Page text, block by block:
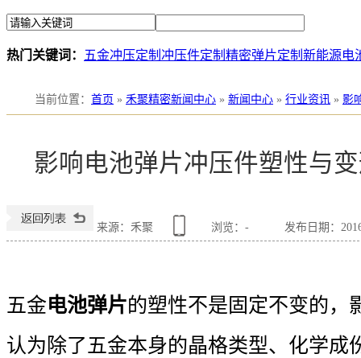
热门关键词： 五金冲压定制 冲压件定制 精密弹片定制 新能源电
当前位置 ： 首页 » 禾聚精密新闻中心 » 新闻中心 » 行业资讯 » 影
影响电池弹片冲压件塑性与
来源：禾聚 浏览： - 发布日期：
五金电池弹片的塑性不是固定不变的，
认为除了五金本身的晶格类型、化学成